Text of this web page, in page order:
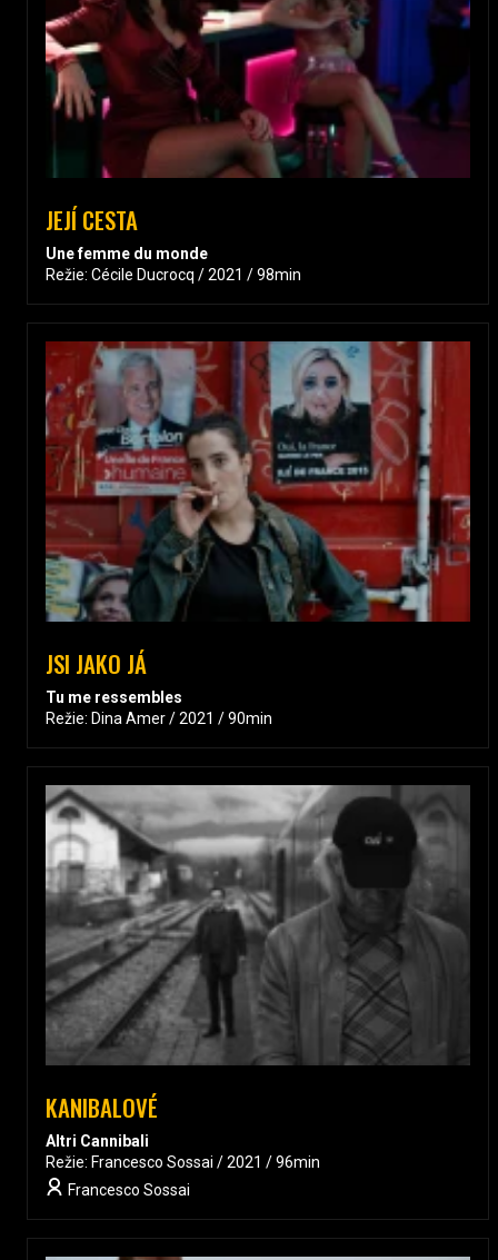
JEJÍ CESTA
Une femme du monde
Režie: Cécile Ducrocq / 2021 / 98min
JSI JAKO JÁ
Tu me ressembles
Režie: Dina Amer / 2021 / 90min
KANIBALOVÉ
Altri Cannibali
Režie: Francesco Sossai / 2021 / 96min
Francesco Sossai